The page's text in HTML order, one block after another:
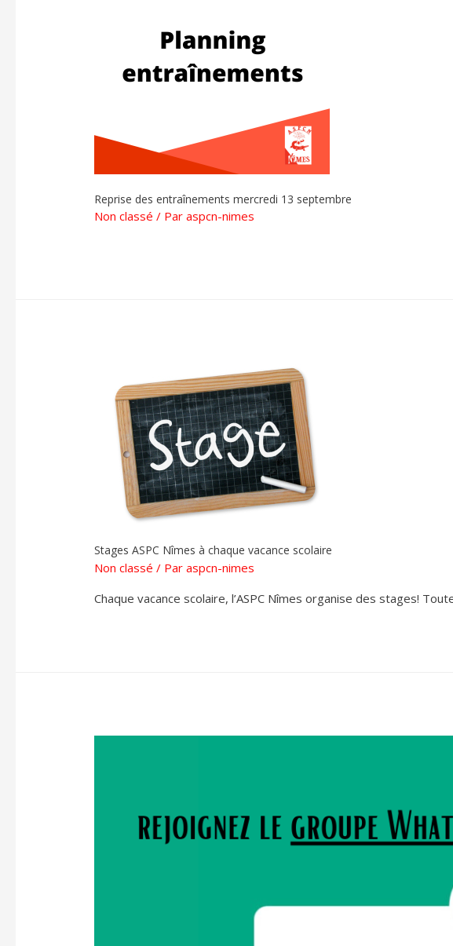
Reprise des entraînements mercredi 13 septembre
Non classé / Paraspcn-nimes
Stages ASPC Nîmes à chaque vacance scolaire
Non classé / Paraspcn-nimes
Chaque vacance scolaire, l’ASPC Nîmes organise des stages!